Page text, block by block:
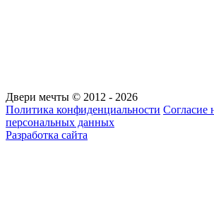
Двери мечты © 2012 - 2026
Политика конфиденциальности Согласие
персональных данных
Разработка сайта